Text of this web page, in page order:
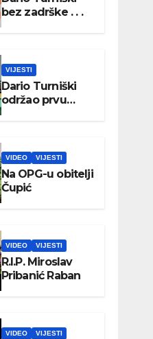
bez zadrške . . .
VIJESTI
Dario Turniški
održao prvu
konferenciju za
VIDEO VIJESTI
Na OPG-u obitelji
Čupić
VIDEO VIJESTI
R.I.P. Miroslav
Pribanić Raban
VIDEO VIJESTI